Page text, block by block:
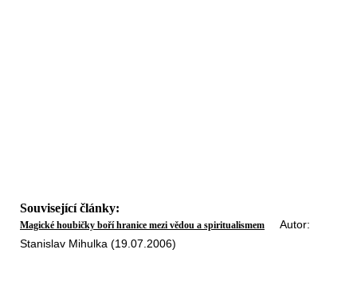
Související články:
Magické houbičky boří hranice mezi vědou a spiritualismem Autor:
Stanislav Mihulka (19.07.2006)